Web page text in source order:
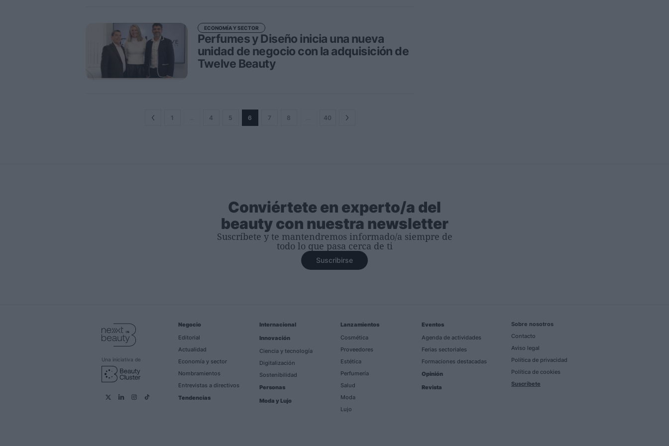
Perfumes y Diseño inicia una nueva
unidad de negocio con la adquisición de
Twelve Beauty
ECONOMÍA Y SECTOR
1 4 5 6 7 8 40
Conviértete en experto/a del
beauty con nuestra newsletter
Suscríbete y te mantendremos informado/a siempre de
todo lo que pasa cerca de ti
Suscribirse
Una iniciativa de
Negocio
Editorial
Actualidad
Economía y sector
Nombramientos
Entrevistas a directivos
Tendencias
Internacional
Innovación
Ciencia y tecnología
Digitalización
Sostenibilidad
Personas
Moda y Lujo
Lanzamientos
Cosmética
Proveedores
Estética
Perfumería
Salud
Moda
Lujo
Eventos
Agenda de actividades
Ferias sectoriales
Formaciones destacadas
Opinión
Revista
Sobre nosotros
Contacto
Aviso legal
Política de privacidad
Política de cookies
Suscríbete